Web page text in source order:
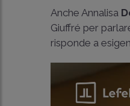
Anche Annalisa
Giuffré per
risponde a